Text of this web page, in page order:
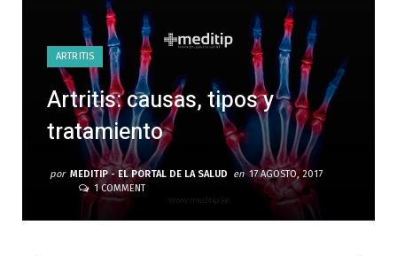
ARTRITIS
Artritis: causas, tipos y
tratamiento
por MEDITIP - EL PORTAL DE LA SALUD en 17 AGOSTO, 2017
1 COMMENT